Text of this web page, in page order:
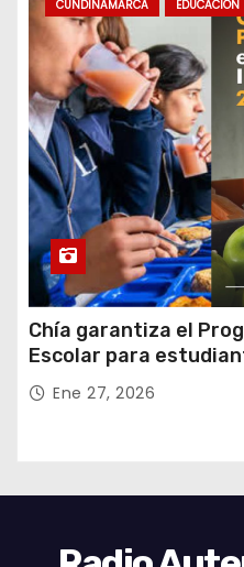
CUNDINAMARCA EDUCACIÓN
Chía garantiza el
Escolar para
oficiales
Ene 27, 2026